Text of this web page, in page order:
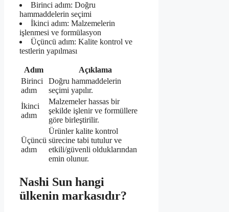
Birinci adım: Doğru
hammaddelerin seçimi
İkinci adım: Malzemelerin
işlenmesi ve formülasyon
Üçüncü adım: Kalite kontrol ve
testlerin yapılması
Adım
Açıklama
Birinci
adım
Doğru hammaddelerin
seçimi yapılır.
İkinci
adım
Malzemeler hassas bir
şekilde işlenir ve formüllere
göre birleştirilir.
Üçüncü
adım
Ürünler kalite kontrol
sürecine tabi tutulur ve
etkili/güvenli olduklarından
emin olunur.
Nashi Sun hangi
ülkenin markasıdır?